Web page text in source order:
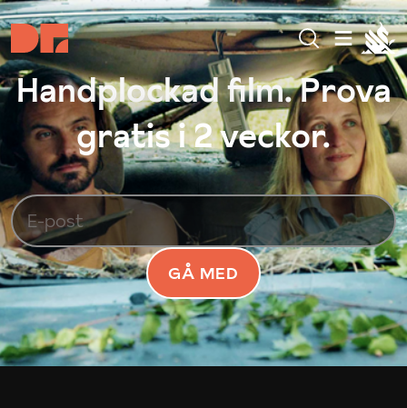
Handplockad film. Prova
gratis i 2 veckor.
GÅ MED